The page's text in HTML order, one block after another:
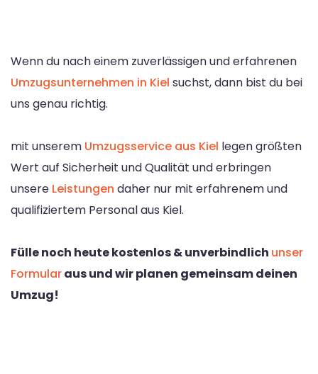
Wenn du nach einem zuverlässigen und erfahrenen
Umzugsunternehmen in Kiel suchst, dann bist du bei
uns genau richtig.
mit unserem Umzugsservice aus Kiel legen größten
Wert auf Sicherheit und Qualität und erbringen
unsere Leistungen daher nur mit erfahrenem und
qualifiziertem Personal aus Kiel.
Fülle noch heute kostenlos & unverbindlich unser
Formularaus und wir planen gemeinsam deinen
Umzug!